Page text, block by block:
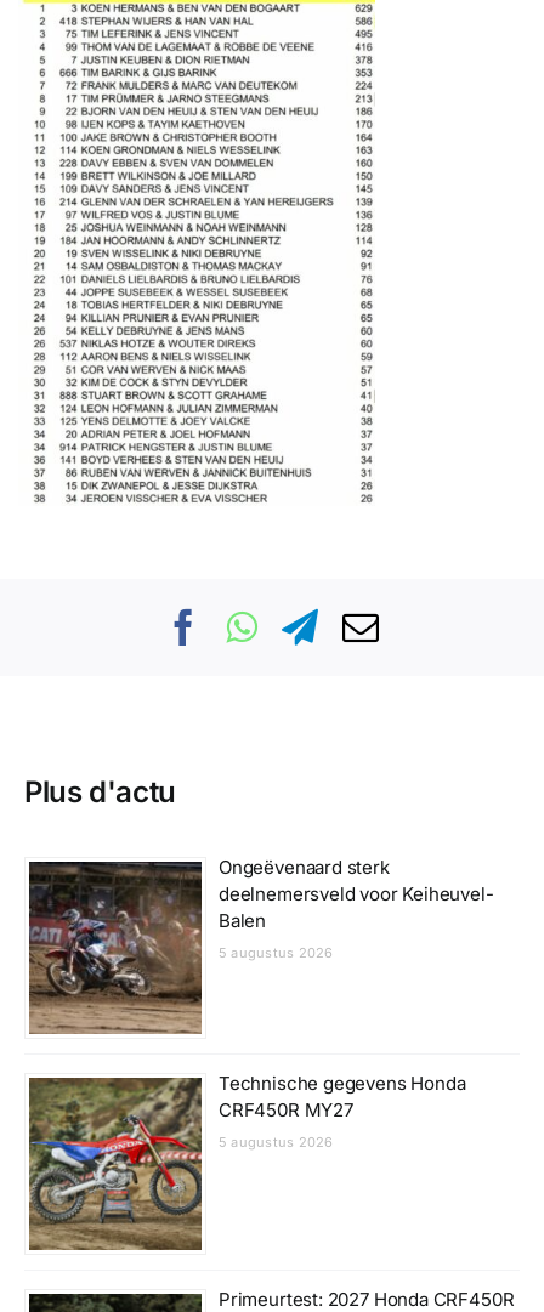
Plus d'actu
Ongeëvenaard sterk
deelnemersveld voor Keiheuvel-
Balen
5 augustus 2026
Technische gegevens Honda
CRF450R MY27
5 augustus 2026
Primeurtest: 2027 Honda CRF450R